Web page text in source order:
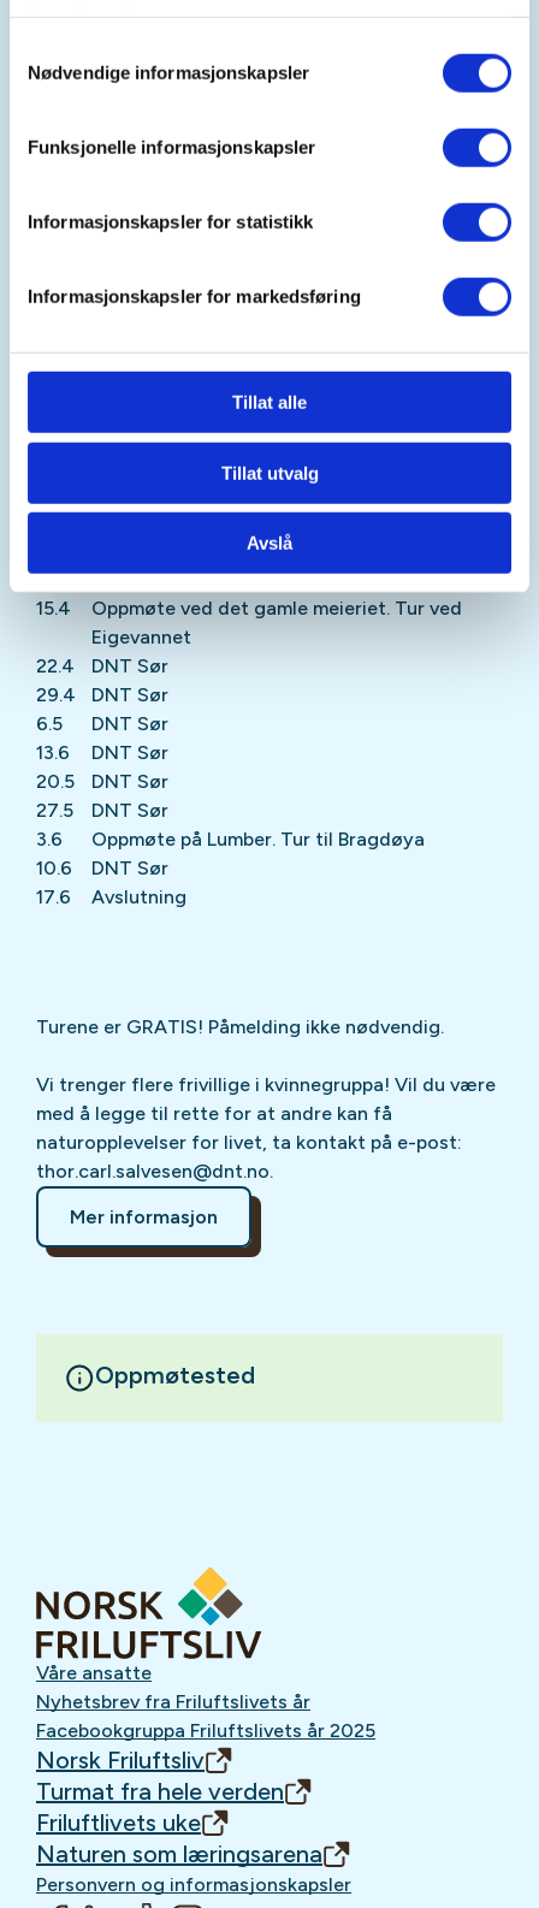
Nødvendige informasjonskapsler
Funksjonelle informasjonskapsler
Informasjonskapsler for statistikk
Informasjonskapsler for markedsføring
Tillat alle
Tillat utvalg
Avslå
Oppmøtested og turmål varierer.
DATOOPPMØTESTED
21.1
DNT Sør
4.2
Oppmøte Kiwi på Lund (Marvikskrysset).
11.2
DNT Sør - Duekniben
18.2
Vinterferie
4.3
Oppmøte ved UiA
8.4
DNT Sør
15.4
Oppmøte ved det gamle meieriet. Tur ved
Eigevannet
22.4
DNT Sør
29.4
DNT Sør
6.5
DNT Sør
13.6
DNT Sør
20.5
DNT Sør
27.5
DNT Sør
3.6
Oppmøte på Lumber. Tur til Bragdøya
10.6
DNT Sør
17.6
Avslutning
Turene er GRATIS! Påmelding ikke nødvendig.
Vi trenger flere frivillige i kvinnegruppa! Vil du være
med å legge til rette for at andre kan få
naturopplevelser for livet, ta kontakt på e-post:
thor.carl.salvesen@dnt.no.
Mer informasjon
Oppmøtested
Våre ansatte
Nyhetsbrev fra Friluftslivets år
Facebookgruppa Friluftslivets år 2025
Norsk Friluftsliv
Turmat fra hele verden
Friluftlivets uke
Naturen som læringsarena
Personvern og informasjonskapsler